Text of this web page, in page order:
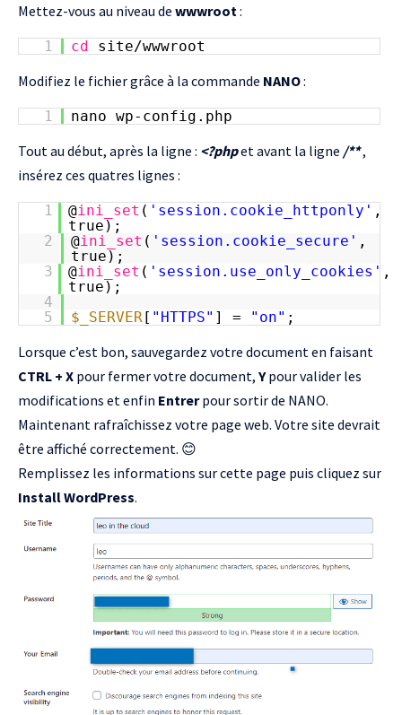
Mettez-vous au niveau de wwwroot :
1 cd site/wwwroot
Modifiez le fichier grâce à la commande NANO:
1 nano wp-config.php
Tout au début, après la ligne : <?phpet avant la ligne /**,
insérez ces quatres lignes :
1 @ini_set ( 'session.cookie_httponly' ,
true);
2
@ini_set ( 'session.cookie_secure' ,
true);
3
@ini_set ( 'session.use_only_cookies' ,
true);
4
5
$_SERVER [ "HTTPS" ] = "on" ;
Lorsque c’est bon, sauvegardez votre document en faisant
CTRL + X pour fermer votre document, Ypour valider les
modifications et enfin Entrerpour sortir de NANO.
Maintenant rafraîchissez votre page web. Votre site devrait
être affiché correctement. 😊
Remplissez les informations sur cette page puis cliquez sur
Install WordPress.